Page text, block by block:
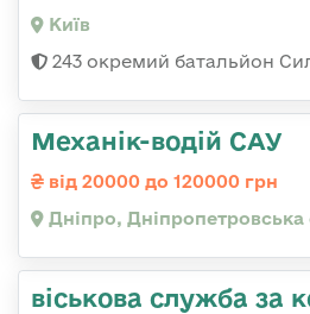
Київ
243 окремий батальйон
Механік-водій САУ
від 20000 до 120000 грн
Дніпро, Дніпропетровська
віськова служба за